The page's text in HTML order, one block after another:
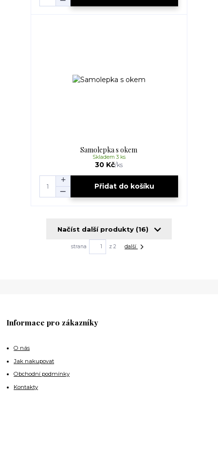
Samolepka s okem
30 Kč/ks
Skladem 3 ks
Přidat do košíku
Načíst další produkty (16)
strana z 2 další
Informace pro zákazníky
O nás
Jak nakupovat
Obchodní podmínky
Kontakty